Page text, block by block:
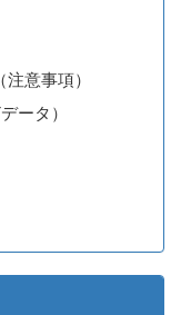
（注意事項）
ータ）